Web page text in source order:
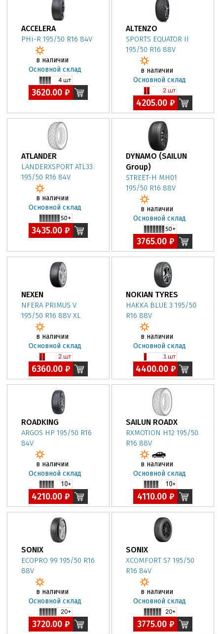
ACCELERA
PHi-R 195/50 R16 84V
в наличии
Основной склад
3620.00 ₽
ALTENZO
SPORTS EQUATOR II
195/50 R16 88V
в наличии
Основной склад
4205.00 ₽
ATLANDER
LANDERXSPORT ATL33
195/50 R16 84V
в наличии
Основной склад
3435.00 ₽
DYNAMO (SAILUN
Group)
STREET-H MH01
195/50 R16 88V
в наличии
Основной склад
3765.00 ₽
NEXEN
NFERA PRIMUS V
195/50 R16 88V XL
в наличии
Основной склад
6360.00 ₽
NOKIAN TYRES
HAKKA BLUE 3 195/50
R16 88V
в наличии
Основной склад
4400.00 ₽
ROADKING
ARGOS HP 195/50 R16
84V
в наличии
Основной склад
4210.00 ₽
SAILUN ROADX
RXMOTION H12 195/50
R16 88V
в наличии
Основной склад
4110.00 ₽
SONIX
ECOPRO 99 195/50 R16
88V
в наличии
Основной склад
3720.00 ₽
SONIX
XCOMFORT S7 195/50
R16 84V
в наличии
Основной склад
3775.00 ₽